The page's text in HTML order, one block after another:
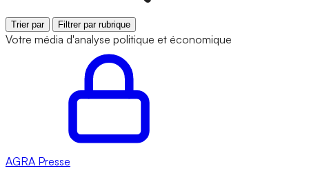
Trier par Filtrer par rubrique
Votre média d'analyse politique et économique
AGRA Presse